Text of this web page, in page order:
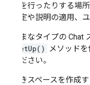
同作業を行ったりする場
管理設定や説明の適用、
さまざまなタイプの
setUp()
メソッド
ご覧ください。
名前付きスペースを作成